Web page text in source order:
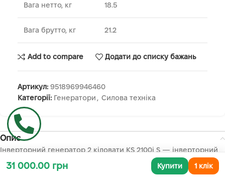
Вага нетто, кг 18.5
Вага брутто, кг 21.2
Add to compare Додати до списку бажань
Артикул: 9518969946460
Категорії: Генератори , Силова техніка
Опис
Інверторний генератор 2 кіловати KS 2100i S — інверторний
бензиновий генератор, який ідеально підходить як «домашній
резерв» на час відключень електроенергії, а також для дачі,
31 000.00 грн Купити 1 клік